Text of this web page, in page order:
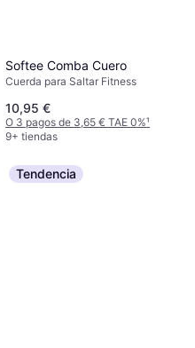
Softee Comba Cuero
Cuerda para Saltar Fitness
10,95 €
O 3 pagos de 3,65 € TAE 0%¹
9+ tiendas
Tendencia